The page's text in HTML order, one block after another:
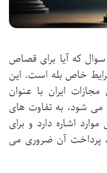
که آیا برای قصاص
خاص بله است. این
ایران با عنوان
شود، به تفاوت های
اشاره دارد و برای
پرداخت آن ضروری می